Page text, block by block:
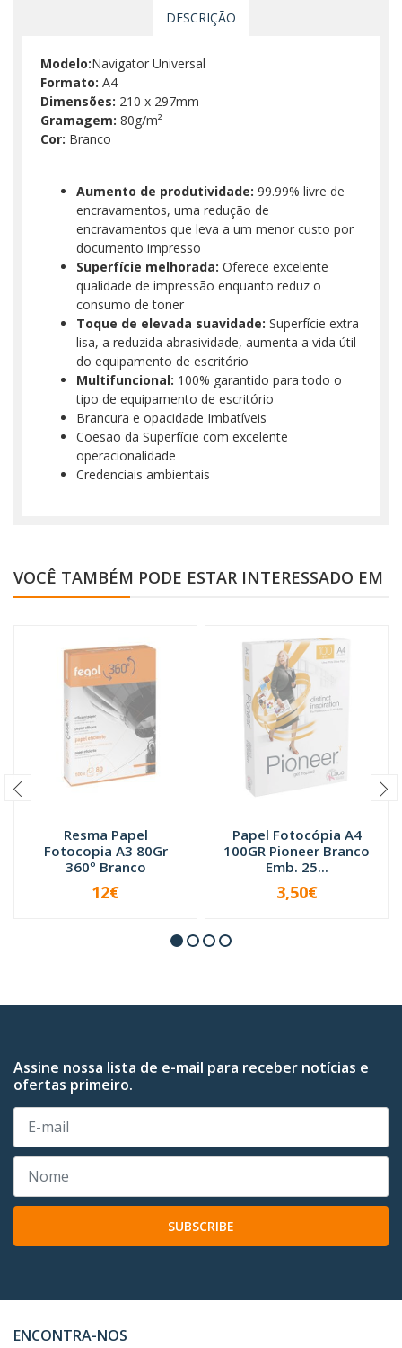
DESCRIÇÃO
Modelo:Navigator Universal
Formato: A4
Dimensões: 210 x 297mm
Gramagem: 80g/m²
Cor: Branco
Aumento de produtividade: 99.99% livre de
encravamentos, uma redução de
encravamentos que leva a um menor custo por
documento impresso
Superfície melhorada: Oferece excelente
qualidade de impressão enquanto reduz o
consumo de toner
Toque de elevada suavidade: Superfície extra
lisa, a reduzida abrasividade, aumenta a vida útil
do equipamento de escritório
Multifuncional: 100% garantido para todo o
tipo de equipamento de escritório
Brancura e opacidade Imbatíveis
Coesão da Superfície com excelente
operacionalidade
Credenciais ambientais
VOCÊ TAMBÉM PODE ESTAR INTERESSADO EM
Resma Papel
Fotocopia A3 80Gr
360º Branco
INDISPONÍVEL
12€
Papel Fotocópia A4
100GR Pioneer Branco
Emb. 25...
INDISPONÍVEL
3,50€
Assine nossa lista de e-mail para receber notícias e
ofertas primeiro.
SUBSCRIBE
ENCONTRA-NOS